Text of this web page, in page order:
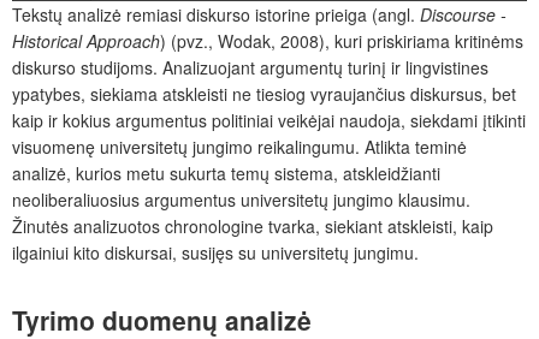
Tekstų analizė remiasi diskurso istorine prieiga (angl. Discourse -
Historical Approach) (pvz., Wodak, 2008), kuri priskiriama kritinėms
diskurso studijoms. Analizuojant argumentų turinį ir lingvistines
ypatybes, siekiama atskleisti ne tiesiog vyraujančius diskursus, bet
kaip ir kokius argumentus politiniai veikėjai naudoja, siekdami įtikinti
visuomenę universitetų jungimo reikalingumu. Atlikta teminė
analizė, kurios metu sukurta temų sistema, atskleidžianti
neoliberaliuosius argumentus universitetų jungimo klausimu.
Žinutės analizuotos chronologine tvarka, siekiant atskleisti, kaip
ilgainiui kito diskursai, susijęs su universitetų jungimu.
Tyrimo duomenų analizė